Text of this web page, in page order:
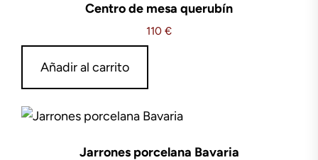
Centro de mesa querubín
110 €
Añadir al carrito
Jarrones porcelana Bavaria